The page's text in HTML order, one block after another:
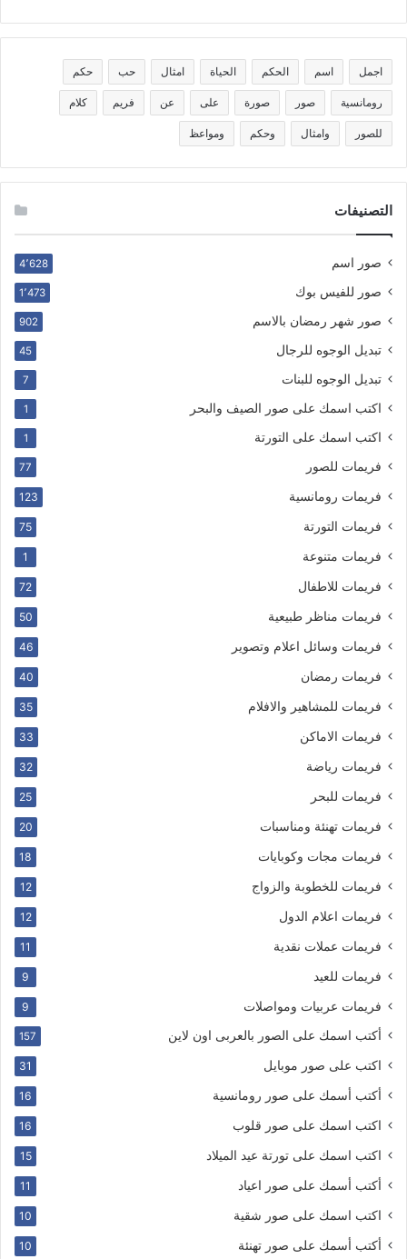
اجمل اسم الحكم الحياة امثال حب حكم
رومانسية صور صورة على عن فريم كلام
للصور وامثال وحكم ومواعظ
التصنيفات
صور اسم 4٬628
صور للفيس بوك 1٬473
صور شهر رمضان بالاسم 902
تبديل الوجوه للرجال 45
تبديل الوجوه للبنات 7
اكتب اسمك على صور الصيف والبحر 1
اكتب اسمك على التورتة 1
فريمات للصور 77
فريمات رومانسية 123
فريمات التورتة 75
فريمات متنوعة 1
فريمات للاطفال 72
فريمات مناظر طبيعية 50
فريمات وسائل اعلام وتصوير 46
فريمات رمضان 40
فريمات للمشاهير والافلام 35
فريمات الاماكن 33
فريمات رياضة 32
فريمات للبحر 25
فريمات تهنئة ومناسبات 20
فريمات مجات وكوبايات 18
فريمات للخطوبة والزواج 12
فريمات اعلام الدول 12
فريمات عملات نقدية 11
فريمات للعيد 9
فريمات عربيات ومواصلات 9
أكتب اسمك على الصور بالعربى اون لاين 157
اكتب على صور موبايل 31
أكتب أسمك على صور رومانسية 16
اكتب اسمك على صور قلوب 16
اكتب اسمك على تورتة عيد الميلاد 15
أكتب أسمك على صور اعياد 11
اكتب اسمك على صور شقية 10
أكتب أسمك على صور تهنئة 10